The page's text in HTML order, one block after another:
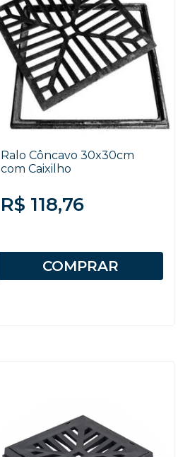
Ralo Côncavo 30x30cm
com Caixilho
R$ 118,76
COMPRAR